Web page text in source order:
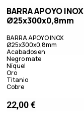
BARRA APOYO INOX
Ø25x300x0,8mm
BARRA APOYO INOX
Ø25x300x0,8mm
Acabados en
Negro mate
Níquel
Oro
Titanio
Cobre
22,00€